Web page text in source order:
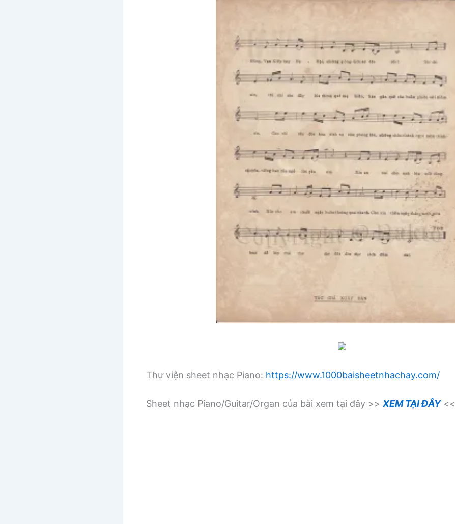
Thư viện sheet nhạc Piano: https://www.1000baisheetnhachay.com/
Sheet nhạc Piano/Guitar/Organ của bài xem tại đây >> XEM TẠI ĐÂY<<